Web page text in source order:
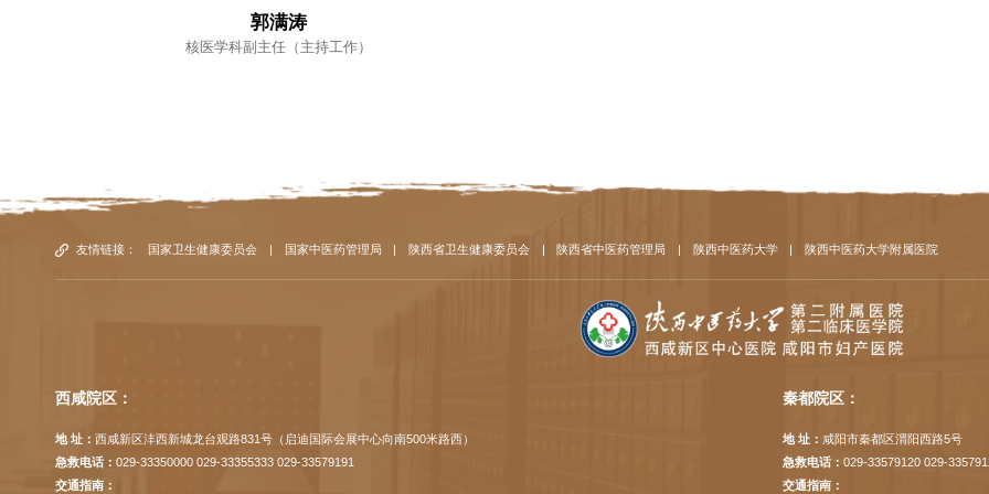
郭满涛
核医学科副主任（主持工作）
友情链接： 国家卫生健康委员会 国家中医药管理局 陕西省卫生健康委员会 陕西省中医药管理局 陕西中医药大学 陕西中医药大学附属医院
西咸院区：
地 址： 西咸新区沣西新城龙台观路831号（启迪国际会展中心向南500米路西）
急救电话： 029-33350000 029-33355333 029-33579191
交通指南：
秦都院区：
地 址： 咸阳市秦都区渭阳西路5号
急救电话：029-33579120 029-
交通指南：